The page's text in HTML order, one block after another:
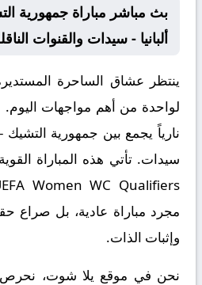
بث مباشر مباراة جمهورية
ألبانيا - سيدات والقنوات
ينتظر عشاق الساحرة
لواحدة من أهم مواجهات
نارياً يجمع بين جمهورية
سيدات. تأتي هذه المباراة
Women WC Qualifiers
مجرد مباراة عادية، بل صراع
وإثبات الذات.
نحن في موقع يلا شوت،